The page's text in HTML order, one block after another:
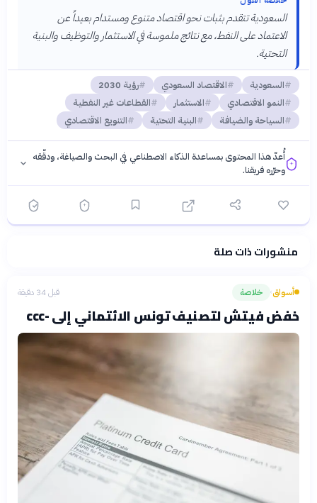
السعودية تتقدم بثبات نحو اقتصاد متنوع ومستدام بعيداً عن
الاعتماد على النفط، مع نتائج ملموسة في الاستثمار والتوظيف والبنية
التحتية.
السعودية الاقتصاد السعودي
رؤية 2030
النمو الاقتصادي
الاستثمار
القطاعات غير النفطية
السياحة والضيافة
البنية التحتية التنويع الاقتصادي
أُعدّ هذا المحتوى بمساعدة الذكاء الاصطناعي في البحث والصياغة، ودقّقه
وحرّره فريقنا.
فلسفتنا المعرفية· سياسة الذكاء الاصطناعيمنشورات ذات صلة
أسواق› خلاصة قبل 34 دقيقة
خفض فيتش لتصنيف تونس الائتماني إلى -ccc